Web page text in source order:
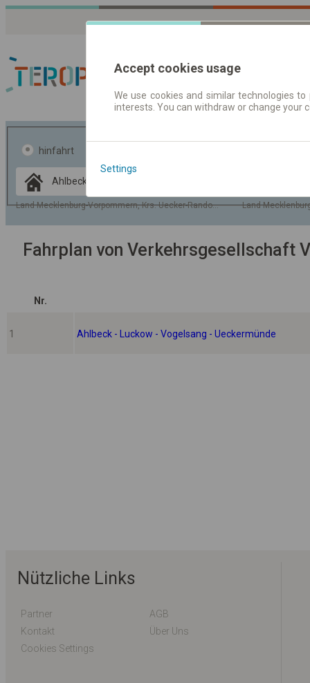
Fahrplandaten |
hinfahrt
Land Mecklenburg-Vorpommern, Krs. Uecker-Randow, Gem. Ahlbeck
Land
Data CC-BY-SA
OpenStreetMap
GeoLite data by
Fahrplan von Verkehrsgesellschaft
Nr.
1 Ahlbeck - Luckow - Vogelsang - Ueckermünde
Nützliche Links
Partner
AGB
Kontakt
Über Uns
Cookies Settings
Accept cookies usage
We use cookies and similar technologies
interests. You can withdraw or change
Settings